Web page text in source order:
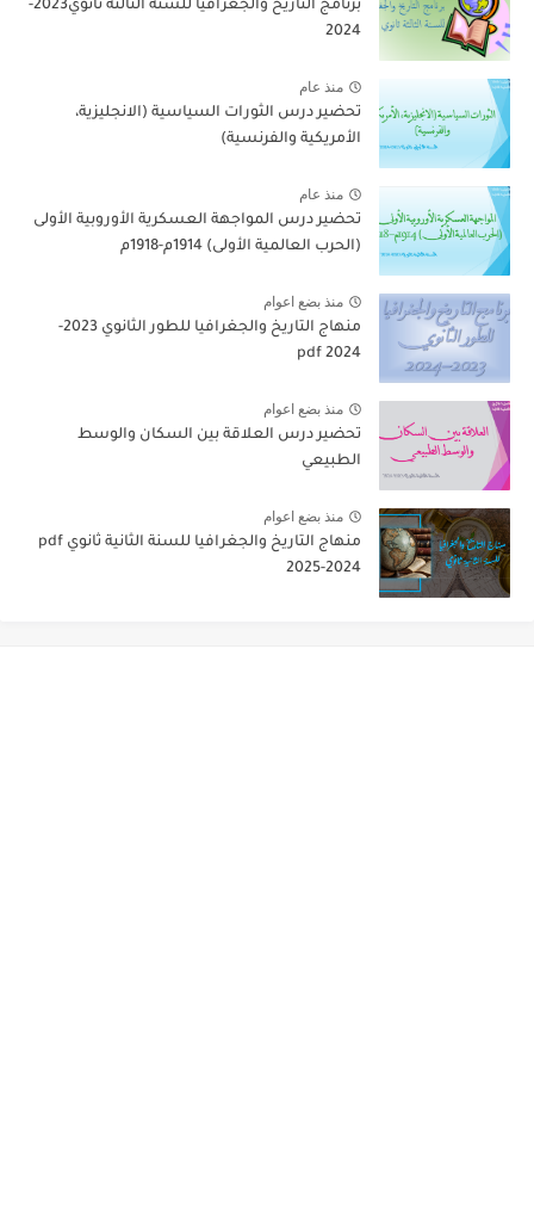
برنامج التاريخ والجغرافيا للسنة الثالثة ثانوي2023-
2024
منذ عام
تحضير درس الثورات السياسية (الانجليزية،
الأمريكية والفرنسية)
منذ عام
تحضير درس المواجهة العسكرية الأوروبية الأولى
(الحرب العالمية الأولى) 1914م-1918م
منذ بضع اعوام
منهاج التاريخ والجغرافيا للطور الثانوي 2023-
2024 pdf
منذ بضع اعوام
تحضير درس العلاقة بين السكان والوسط
الطبيعي
منذ بضع اعوام
منهاج التاريخ والجغرافيا للسنة الثانية ثانوي pdf
2025-2024